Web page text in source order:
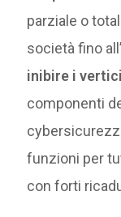
parziale o
società fino
inibire i
componenti
funzioni per
con forti